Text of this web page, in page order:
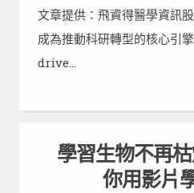
文章提供：飛資得醫學資訊
成為推動科研轉型的核心引
drive…
學習生物不再
你用影片